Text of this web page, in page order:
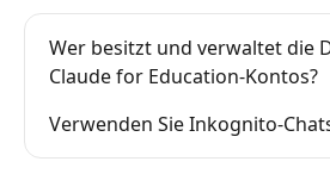
Wer besitzt und verwaltet die
Claude for Education-Kontos?
Verwenden Sie Inkognito-